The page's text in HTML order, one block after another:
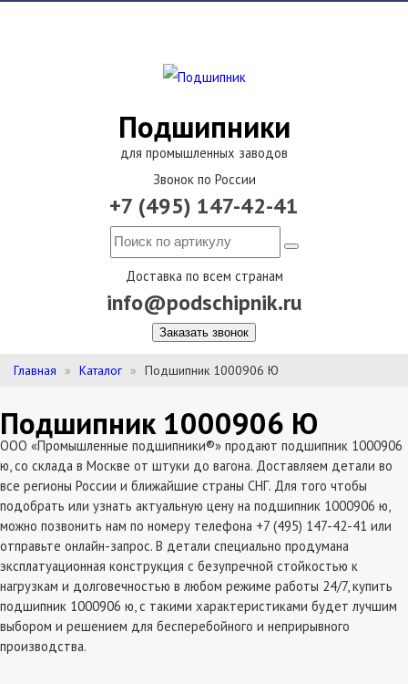
Подшипники
для промышленных заводов
Звонок по России
+7 (495) 147-42-41
Доставка по всем странам
info@podschipnik.ru
Заказать звонок
Главная Каталог Подшипник 1000906 Ю
Подшипник 1000906 Ю
ООО «Промышленные подшипники®» продают подшипник 1000906
ю, со склада в Москве от штуки до вагона. Доставляем детали во
все регионы России и ближайшие страны СНГ. Для того чтобы
подобрать или узнать актуальную цену на подшипник 1000906 ю,
можно позвонить нам по номеру телефона +7 (495) 147-42-41 или
отправьте онлайн-запрос. В детали специально продумана
эксплатуационная конструкция с безупречной стойкостью к
нагрузкам и долговечностью в любом режиме работы 24/7, купить
подшипник 1000906 ю, с такими характеристиками будет лучшим
выбором и решением для бесперебойного и неприрывного
производства.